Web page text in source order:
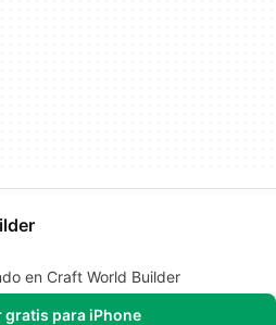
en Craft World Builder
gratis para iPhone